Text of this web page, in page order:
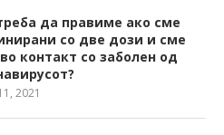
да правиме ако сме
со две дози и сме
контакт со заболен од
2021